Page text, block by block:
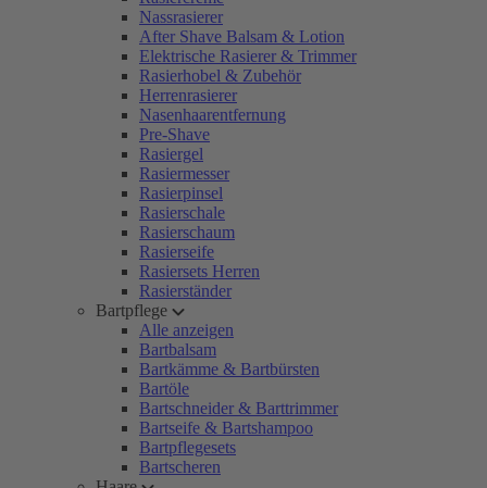
Nassrasierer
After Shave Balsam & Lotion
Elektrische Rasierer & Trimmer
Rasierhobel & Zubehör
Herrenrasierer
Nasenhaarentfernung
Pre-Shave
Rasiergel
Rasiermesser
Rasierpinsel
Rasierschale
Rasierschaum
Rasierseife
Rasiersets Herren
Rasierständer
Bartpflege
Alle anzeigen
Bartbalsam
Bartkämme & Bartbürsten
Bartöle
Bartschneider & Barttrimmer
Bartseife & Bartshampoo
Bartpflegesets
Bartscheren